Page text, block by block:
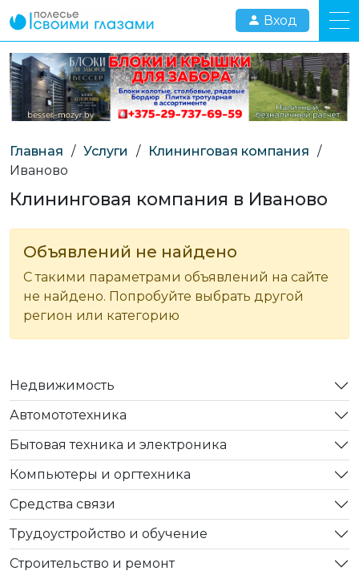
Вход
Главная / Услуги / Клининговая компания /
Иваново
Клининговая компания в Иваново
Объявлений не найдено
С такими параметрами объявлений на сайте
не найдено. Попробуйте выбрать другой
регион или категорию
Недвижимость
Автомототехника
Бытовая техника и электроника
Компьютеры и оргтехника
Средства связи
Трудоустройство и обучение
Строительство и ремонт